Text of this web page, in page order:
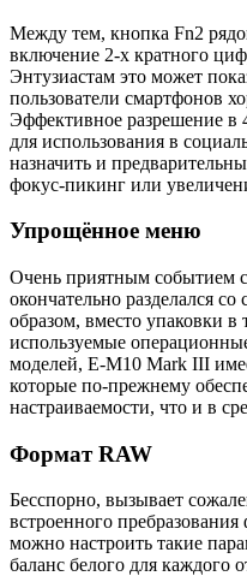
Между тем, кнопка Fn2
включение 2-x кратного
Энтузиастам это может
пользователи смартфонов
Эффективное разрешение в
для использования в
назначить и
фокус-пикинг или
Упрощённое меню
Очень приятным событием
окончательно разделался
образом, вместо упаковки в
используемые
моделей, E-M10 Mark III
которые по-прежнему
настраиваемости, что и в
Формат RAW
Бесспорно, вызывает
встроенного
можно настроить такие
баланс белого для каждого